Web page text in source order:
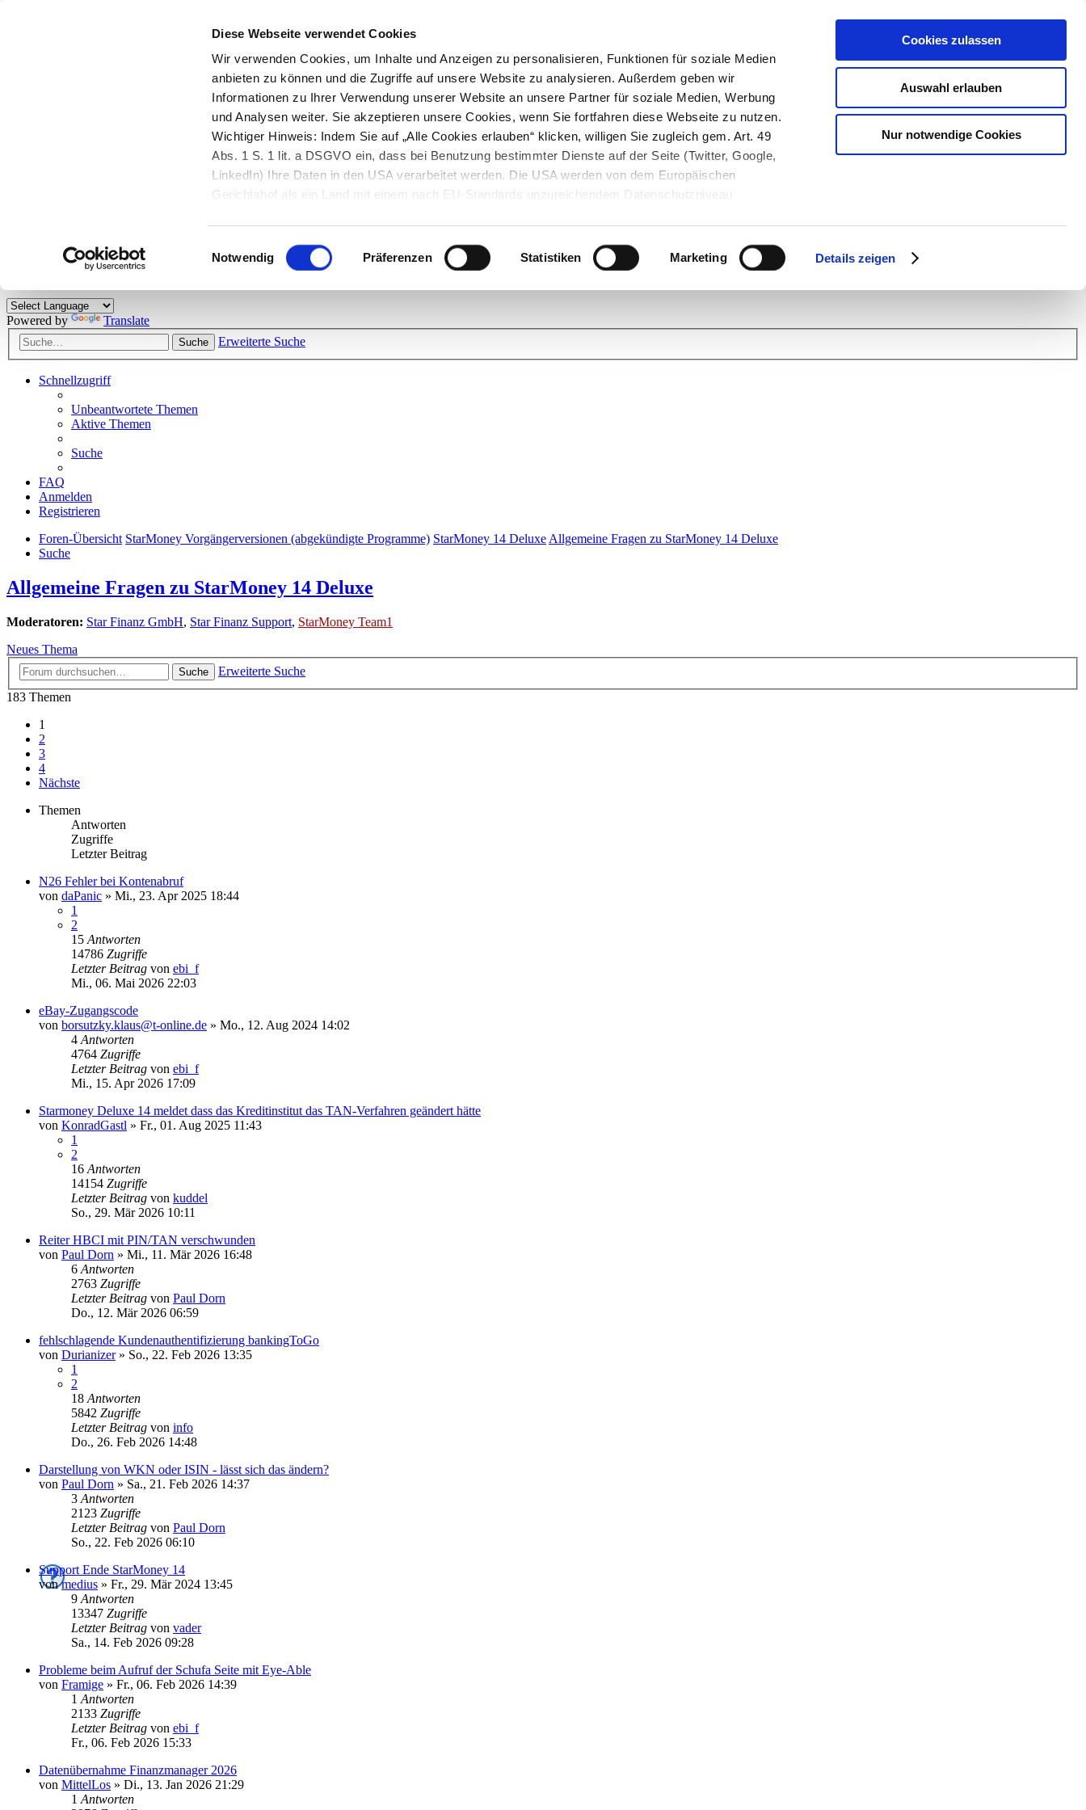
Diese Webseite verwendet Cookies
Wir verwenden Cookies, um Inhalte und Anzeigen zu personalisieren, Funktionen für soziale Medien
anbieten zu können und die Zugriffe auf unsere Website zu analysieren. Außerdem geben wir
Informationen zu Ihrer Verwendung unserer Website an unsere Partner für soziale Medien, Werbung
und Analysen weiter. Sie akzeptieren unsere Cookies, wenn Sie fortfahren diese Webseite zu nutzen.
Wichtiger Hinweis: Indem Sie auf „Alle Cookies erlauben“ klicken, willigen Sie zugleich gem. Art. 49
Abs. 1 S. 1 lit. a DSGVO ein, dass bei Benutzung bestimmter Dienste auf der Seite (Twitter, Google,
LinkedIn) Ihre Daten in den USA verarbeitet werden. Die USA werden von dem Europäischen
Gerichtshof als ein Land mit einem nach EU-Standards unzureichendem Datenschutzniveau
Einwilligungsauswahl
Notwendig Präferenzen Statistiken Marketing Details zeigen
Cookies zulassen
Auswahl erlauben
Nur notwendige Cookies
Herzlich willkommen!
Kunden viele nützliche Hilfestellungen und interessante Tipps und Tricks. Stellen Sie Ihre Fragen und helfen Sie mit Ihrem Wissen anderen weiter.
Powered by Translate
Suche Erweiterte Suche
Schnellzugriff
Unbeantwortete Themen
Aktive Themen
Suche
FAQ
Anmelden
Registrieren
Foren-Übersicht StarMoney Vorgängerversionen (abgekündigte Programme) StarMoney 14 DeluxeAllgemeine Fragen zu StarMoney 14 Deluxe
Suche
Allgemeine Fragen zu StarMoney 14 Deluxe
Moderatoren: Star Finanz GmbH, Star Finanz Support, StarMoney Team1
Neues Thema
Suche
Erweiterte Suche
183 Themen
1
2
3
4
Nächste
Themen
Antworten
Zugriffe
Letzter Beitrag
N26 Fehler bei Kontenabruf
von daPanic » Mi., 23. Apr 2025 18:44
1
2
15 Antworten
14786 Zugriffe
Letzter Beitrag von ebi_f
Mi., 06. Mai 2026 22:03
eBay-Zugangscode
von borsutzky.klaus@t-online.de » Mo., 12. Aug 2024 14:02
4 Antworten
4764 Zugriffe
Letzter Beitrag von ebi_f
Mi., 15. Apr 2026 17:09
Starmoney Deluxe 14 meldet dass das Kreditinstitut das TAN-Verfahren geändert hätte
von KonradGastl » Fr., 01. Aug 2025 11:43
1
2
16 Antworten
14154 Zugriffe
Letzter Beitrag von kuddel
So., 29. Mär 2026 10:11
Reiter HBCI mit PIN/TAN verschwunden
von Paul Dorn » Mi., 11. Mär 2026 16:48
6 Antworten
2763 Zugriffe
Letzter Beitrag von Paul Dorn
Do., 12. Mär 2026 06:59
fehlschlagende Kundenauthentifizierung bankingToGo
von Durianizer» So., 22. Feb 2026 13:35
1
2
18 Antworten
5842 Zugriffe
Letzter Beitrag von info
Do., 26. Feb 2026 14:48
Darstellung von WKN oder ISIN - lässt sich das ändern?
von Paul Dorn » Sa., 21. Feb 2026 14:37
3 Antworten
2123 Zugriffe
Letzter Beitrag von Paul Dorn
So., 22. Feb 2026 06:10
Support Ende StarMoney 14
vonmedius » Fr., 29. Mär 2024 13:45
9 Antworten
13347 Zugriffe
Letzter Beitrag von vader
Sa., 14. Feb 2026 09:28
Probleme beim Aufruf der Schufa Seite mit Eye-Able
von Framige » Fr., 06. Feb 2026 14:39
1 Antworten
2133 Zugriffe
Letzter Beitrag von ebi_f
Fr., 06. Feb 2026 15:33
Datenübernahme Finanzmanager 2026
von MittelLos » Di., 13. Jan 2026 21:29
1 Antworten